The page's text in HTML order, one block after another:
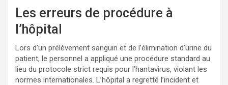
Les erreurs de procédure à
l’hôpital
Lors d’un prélèvement sanguin et de l’élimination d’urine du
patient, le personnel a appliqué une procédure standard au
lieu du protocole strict requis pour l’hantavirus, violant les
normes internationales. L’hôpital a regretté l’incident et